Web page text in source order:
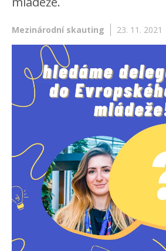
Mezinárodní skauting 23. 11. 2021